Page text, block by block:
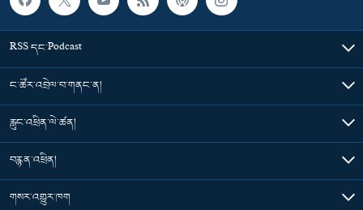
RSS དང་Podcast
ང་ཚོར་འབྲེལ་བ་གནང་ན།
རླུང་འཕྲིན་ལེ་ཚན།
བརྙན་འཕྲིན།
གསར་འགྱུར་ཁག